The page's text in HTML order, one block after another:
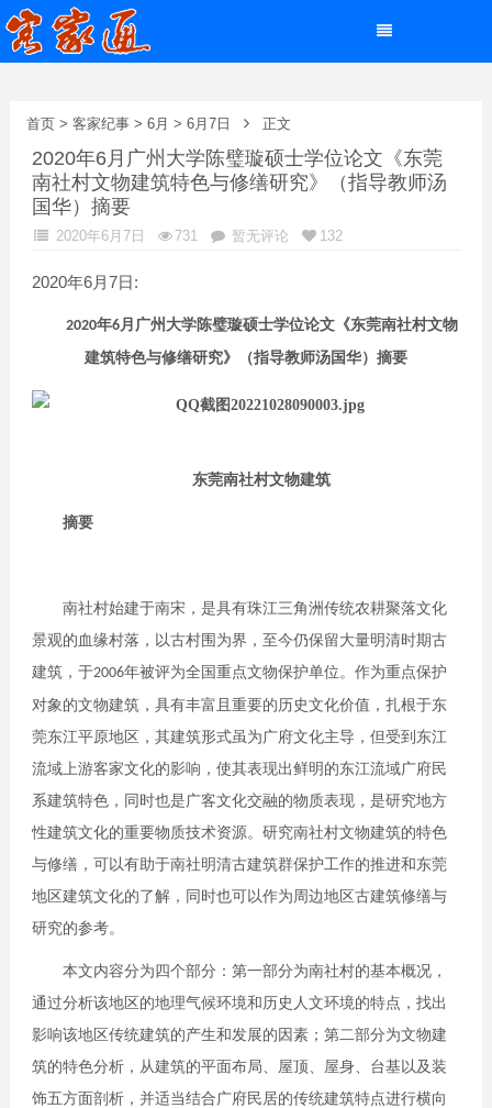
首页> 客家纪事> 6月 > 6月7日 正文
2020年6月广州大学陈璧璇硕士学位论文《东莞
南社村文物建筑特色与修缮研究》（指导教师汤
国华）摘要
2020年6月7日 731 暂无评论 132
2020年6月7日:
2020年6月 广州大学陈璧璇硕士学位论文《东莞南社村文物
建筑特色与修缮研究》（指导教师汤国华）摘要
东莞南社村文物建筑
摘要
南社村始建于南宋，是具有珠江三角洲传统农耕聚落文化
景观的血缘村落，以古村围为界，至今仍保留大量明清时期古
建筑，于2006年被评为全国重点文物保护单位。作为重点保护
对象的文物建筑，具有丰富且重要的历史文化价值，扎根于东
莞东江平原地区，其建筑形式虽为广府文化主导，但受到东江
流域上游客家文化的影响，使其表现出鲜明的东江流域广府民
系建筑特色，同时也是广客文化交融的物质表现，是研究地方
性建筑文化的重要物质技术资源。研究南社村文物建筑的特色
与修缮，可以有助于南社明清古建筑群保护工作的推进和东莞
地区建筑文化的了解，同时也可以作为周边地区古建筑修缮与
研究的参考。
本文内容分为四个部分：第一部分为南社村的基本概况，
通过分析该地区的地理气候环境和历史人文环境的特点，找出
影响该地区传统建筑的产生和发展的因素；第二部分为文物建
筑的特色分析，从建筑的平面布局、屋顶、屋身、台基以及装
饰五方面剖析，并适当结合广府民居的传统建筑特点进行横向